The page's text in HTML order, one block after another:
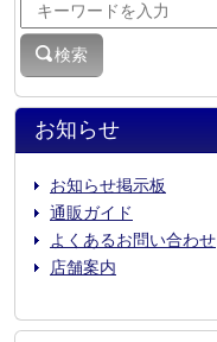
お知らせ
お知らせ掲示板
通販ガイド
よくあるお問い合わせ
店舗案内
検索